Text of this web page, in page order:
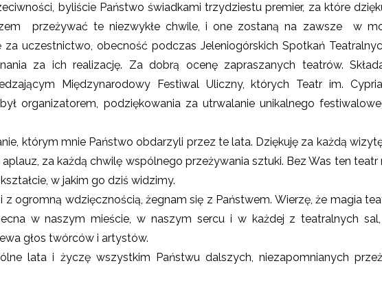
byliście Państwo świadkami trzydziestu premier, za które
przeżywać te niezwykłe chwile, i one zostaną na zawsze w
za uczestnictwo, obecność podczas Jeleniogórskich Spotkań
za ich realizację. Za dobrą ocenę zapraszanych teatrów.
Międzynarodowy Festiwal Uliczny, których Teatr im.
organizatorem, podziękowania za utrwalanie unikalnego
którym mnie Państwo obdarzyli przez te lata. Dziękuję za każdą
za każdą chwilę wspólnego przeżywania sztuki. Bez Was ten teatr
w jakim go dziś widzimy.
z ogromną wdzięcznością, żegnam się z Państwem. Wierzę, że magia
w naszym mieście, w naszym sercu i w każdej z teatralnych
głos twórców i artystów.
lata i życzę wszystkim Państwu dalszych, niezapomnianych